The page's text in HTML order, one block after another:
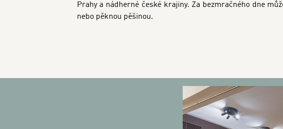
Prahy a nádherné české krajiny. Za bezmračného dne
nebo pěknou pěšinou.